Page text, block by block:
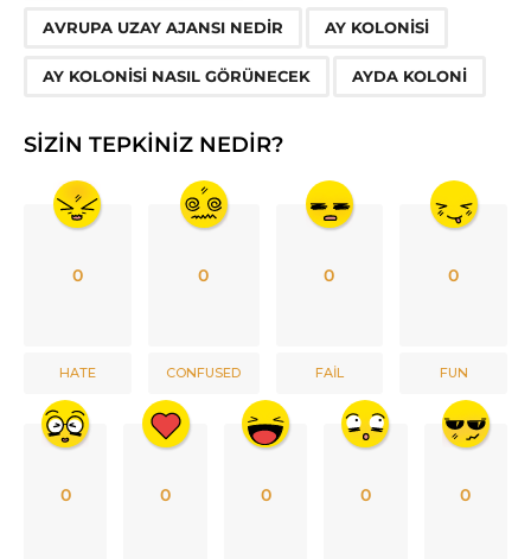
AVRUPA UZAY AJANSI NEDIR AY KOLONISI
AY KOLONISI NASIL GÖRÜNECEK AYDA KOLONI
SIZIN TEPKINIZ NEDIR?
0
HATE
0
CONFUSED
0
FAIL
0
FUN
0 0 0 0 0